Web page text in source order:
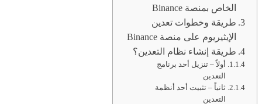
الخاص بمنصة Binance
طريقة وخطوات تعدين
الإيثيريوم على منصة Binance
طريقة إنشاء نظام التعدين؟
أولاً – تنزيل أحد برنامج
التعدين
ثانياً – تثبيت أحد أنظمة
التعدين